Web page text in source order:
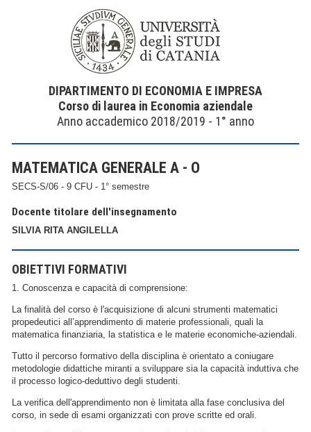
DIPARTIMENTO DI ECONOMIA E IMPRESA
Corso di laurea in Economia aziendale
Anno accademico 2018/2019 - 1° anno
MATEMATICA GENERALE A - O
SECS-S/06 - 9 CFU - 1° semestre
Docente titolare dell'insegnamento
SILVIA RITA ANGILELLA
OBIETTIVI FORMATIVI
1. Conoscenza e capacità di comprensione:
La finalità del corso è l'acquisizione di alcuni strumenti matematici
propedeutici all’apprendimento di materie professionali, quali la
matematica finanziaria, la statistica e le materie economiche-aziendali.
Tutto il percorso formativo della disciplina è orientato a coniugare
metodologie didattiche miranti a sviluppare sia la capacità induttiva che
il processo logico-deduttivo degli studenti.
La verifica dell'apprendimento non è limitata alla fase conclusiva del
corso, in sede di esami organizzati con prove scritte ed orali.